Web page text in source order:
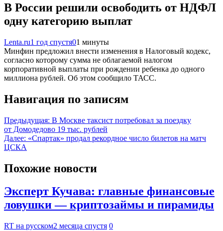
В России решили освободить от НДФЛ
одну категорию выплат
Lenta.ru1 год спустя01 минуты
Минфин предложил внести изменения в Налоговый кодекс,
согласно которому сумма не облагаемой налогом
корпоративной выплаты при рождении ребенка до одного
миллиона рублей. Об этом сообщило ТАСС.
Навигация по записям
Предыдущая: В Москве таксист потребовал за поездку
от Домодедово 19 тыс. рублей
Далее: «Спартак» продал рекордное число билетов на матч
ЦСКА
Похожие новости
Эксперт Кучава: главные финансовые
ловушки — криптозаймы и пирамиды
RT на русском2 месяца спустя 0